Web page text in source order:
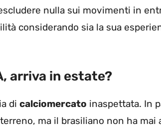
nulla sui movimenti in
considerando sia la sua
arriva in estate?
di calciomercato inaspettata. In
ma il brasiliano non ha mai